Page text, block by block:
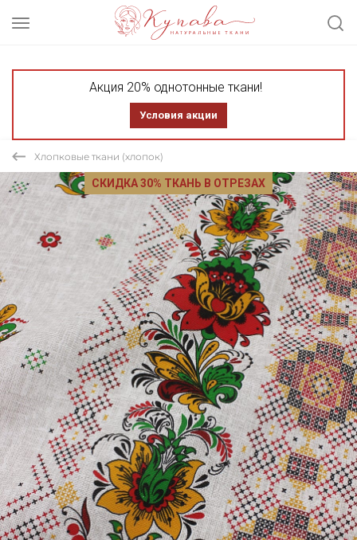
Акция 20% однотонные ткани!
Условия акции
Хлопковые ткани (хлопок)
СКИДКА 30% ТКАНЬ В ОТРЕЗАХ